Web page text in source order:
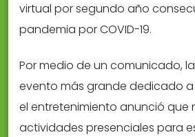
virtual por segundo año
pandemia por COVID-19.
Por medio de un comunicado,
evento más grande dedicado a
el entretenimiento anunció que
actividades presenciales para